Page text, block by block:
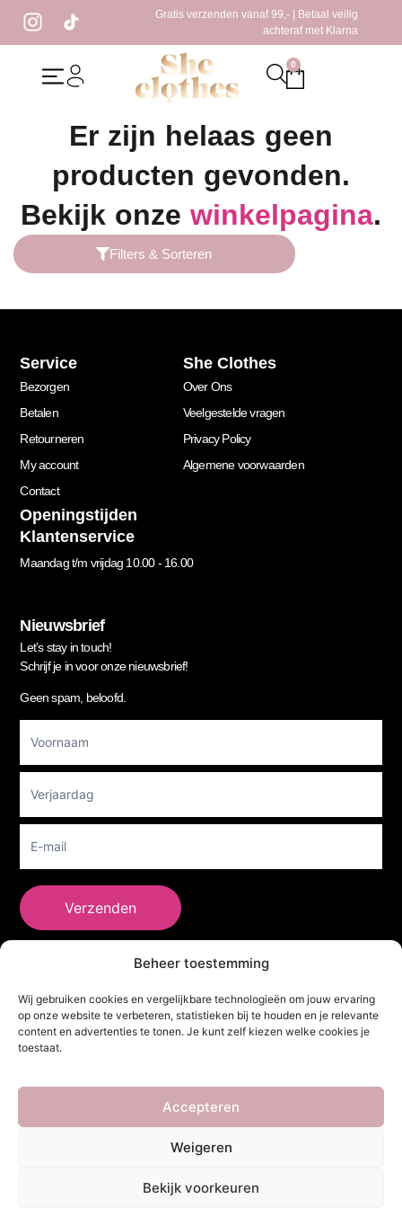
Beheer toestemming
Wij gebruiken cookies en vergelijkbare technologieën om jouw ervaring
op onze website te verbeteren, statistieken bij te houden en je relevante
content en advertenties te tonen. Je kunt zelf kiezen welke cookies je
toestaat.
Accepteren
Weigeren
Bekijk voorkeuren
Gratis verzenden vanaf 99,- | Betaal veilig
achteraf met Klarna
0
/ Producten getagged “zwarte short”
Er zijn helaas geen
producten gevonden.
Bekijk onze winkelpagina.
Filters & Sorteren
Service
Bezorgen
Betalen
Retourneren
My account
Contact
She Clothes
Over Ons
Veelgestelde vragen
Privacy Policy
Algemene voorwaarden
Openingstijden
Klantenservice
Maandag t/m vrijdag 10.00 - 16.00
Nieuwsbrief
Let’s stay in touch!
Schrijf je in voor onze nieuwsbrief!
Geen spam, beloofd.
Newsletter
Verzenden
Adres
. Alle rechten voorbehouden. Powered by
Webdesigner &YHDS